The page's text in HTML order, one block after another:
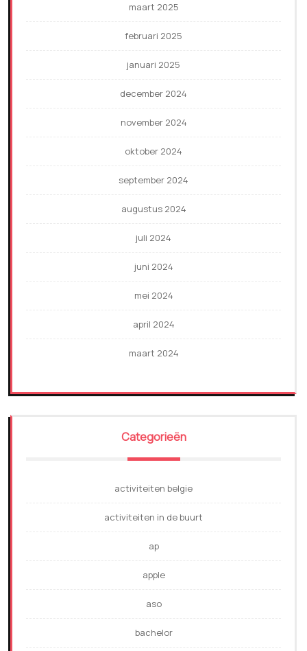
maart 2025
februari 2025
januari 2025
december 2024
november 2024
oktober 2024
september 2024
augustus 2024
juli 2024
juni 2024
mei 2024
april 2024
maart 2024
Categorieën
activiteiten belgie
activiteiten in de buurt
ap
apple
aso
bachelor